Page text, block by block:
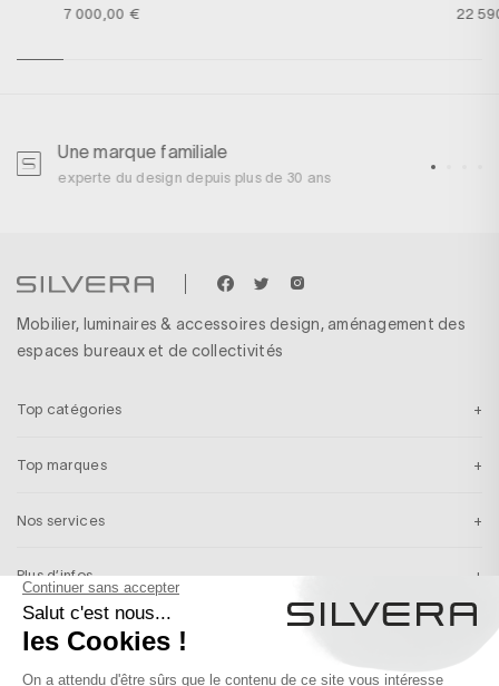
7 000,00 €
22
Une marque familiale
experte du design depuis plus de 30 ans
Mobilier, luminaires & accessoires design, aménagement des
espaces bureaux et de collectivités
Top catégories
Top marques
Nos services
Plus d’infos
Inscription newsletter
Recevez en exclusivité nos inspirations & nos dernières actualités